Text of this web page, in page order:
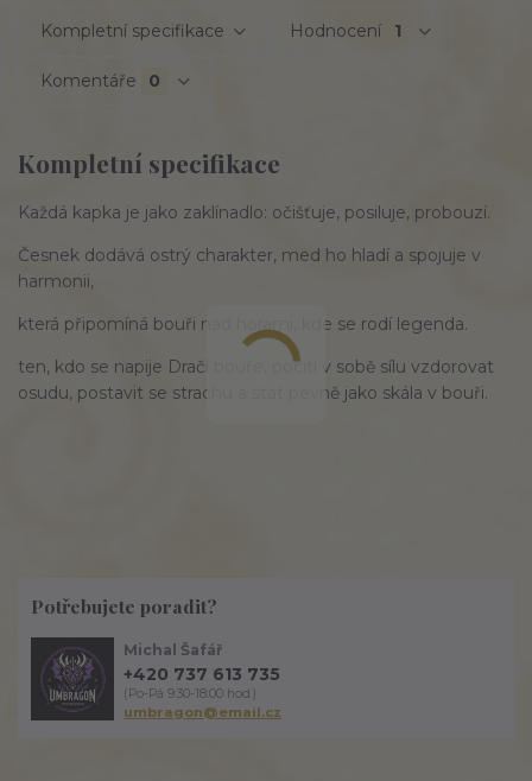
Kompletní specifikace Hodnocení 1
Komentáře 0
Kompletní specifikace
Každá kapka je jako zaklínadlo: očišťuje, posiluje, probouzí.
Česnek dodává ostrý charakter, med ho hladí a spojuje v
harmonii,
která připomíná bouři nad horami, kde se rodí legenda.
ten, kdo se napije Dračí bouře, pocítí v sobě sílu vzdorovat
osudu, postavit se strachu a stát pevně jako skála v bouři.
Potřebujete poradit?
Michal Šafář
+420 737 613 735
(Po-Pá 9:30-18:00 hod.)
umbragon@email.cz